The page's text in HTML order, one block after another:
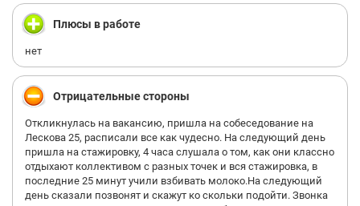
Плюсы в работе
нет
Отрицательные стороны
Откликнулась на вакансию, пришла на собеседование на
Лескова 25, расписали все как чудесно. На следующий день
пришла на стажировку, 4 часа слушала о том, как они классно
отдыхают коллективом с разных точек и вся стажировка, в
последние 25 минут учили взбивать молоко.На следующий
день сказали позвонят и скажут ко скольки подойти. Звонка